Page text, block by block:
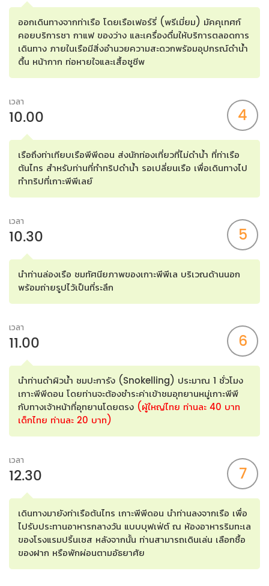
ออกเดินทางจากท่าเรือ โดยเรือเฟอร์รี่ (พรีเมี่ยม) มัคคุเทศก์
คอยบริการชา กาแฟ ของว่าง และเครื่องดื่มให้บริการตลอดการ
เดินทาง ภายในเรือมีสิ่งอำนวยความสะดวกพร้อมอุปกรณ์ดำน้ำ
ตื้น หน้ากาก ท่อหายใจและเสื้อชูชีพ
เวลา
10.00 4
เรือถึงท่าเทียบเรือพีพีดอน ส่งนักท่องเที่ยวที่ไม่ดำน้ำ ที่ท่าเรือ
ต้นไทร สำหรับท่านที่ทำทริปดำน้ำ รอเปลี่ยนเรือ เพื่อเดินทางไป
ทำทริปที่เกาะพีพีเลย์
เวลา
10.30 5
นำท่านล่องเรือ ชมทัศนียภาพของเกาะพีพีเล บริเวณด้านนอก
พร้อมถ่ายรูปไว้เป็นที่ระลึก
เวลา
11.00 6
นำท่านดำผิวน้ำ ชมปะการัง (Snokelling) ประมาณ 1 ชั่วโมง
เกาะพีพีดอน โดยท่านจะต้องชำระค่าเข้าชมอุทยานหมู่เกาะพีพี
กับทางเจ้าหน้าที่อุทยานโดยตรง (ผู้ใหญ่ไทย ท่านละ 40 บาท
เด็กไทย ท่านละ 20 บาท)
เวลา
12.30 7
เดินทางมายังท่าเรือต้นไทร เกาะพีพีดอน นำท่านลงจากเรือ เพื่อ
ไปรับประทานอาหารกลางวัน แบบบุฟเฟ่ต์ ณ ห้องอาหารริมทะเล
ของโรงแรมปริ้นเซส หลังจากนั้น ท่านสามารถเดินเล่น เลือกซื้อ
ของฝาก หรือพักผ่อนตามอัธยาศัย